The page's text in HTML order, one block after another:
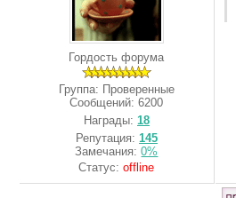
Гордость форума
Группа: Проверенные
Сообщений:6200
Награды: 18
Репутация: 145
Замечания:0%
Статус:offline